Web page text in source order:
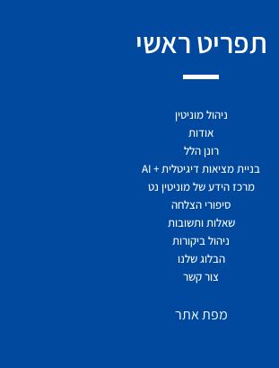
תפריט ראשי
ניהול מוניטין
אודות
רונן הלל
בניית מציאות דיגיטלית + AI
מרכז הידע של מוניטין נט
סיפורי הצלחה
שאלות ותשובות
ניהול ביקורות
הבלוג שלנו
צור קשר
מפת אתר